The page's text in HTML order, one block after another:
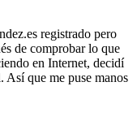
registrado pero
de comprobar lo que
en Internet, decidí
Así que me puse manos